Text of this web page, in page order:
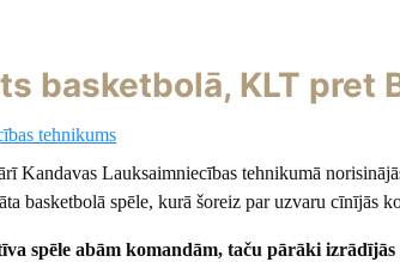
basketbolā, KLT pret
tehnikums
Kandavas Lauksaimniecības tehnikumā
basketbolā spēle, kurā šoreiz par uzvaru cīnījās
spēle abām komandām, taču pārāki